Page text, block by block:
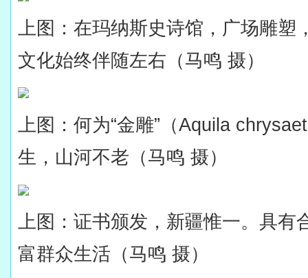
上图：在玛纳斯史诗馆，广场雕
文化始终伴随左右（马鸣 摄）
上图：何为“金雕”（Aquila
生，山河不老（马鸣 摄）
上图：证书颁发，新疆惟一。具有
富群众生活（马鸣 摄）